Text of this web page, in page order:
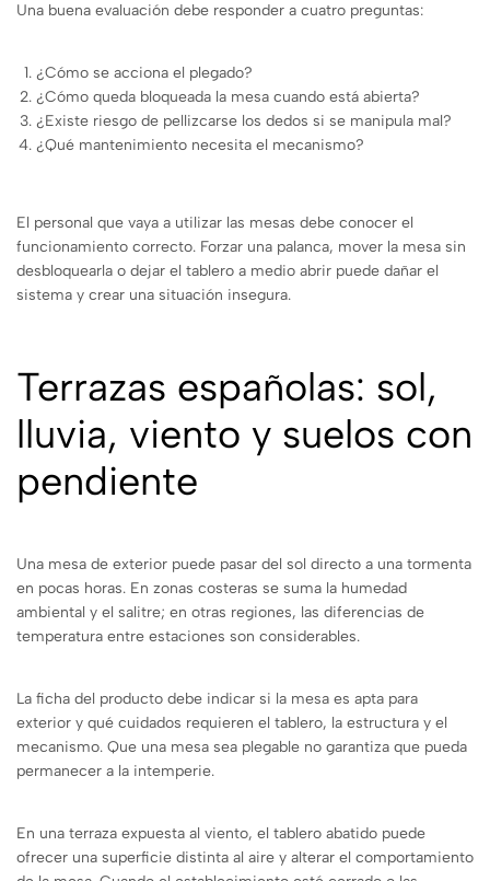
Una buena evaluación debe responder a cuatro preguntas:
¿Cómo se acciona el plegado?
¿Cómo queda bloqueada la mesa cuando está abierta?
¿Existe riesgo de pellizcarse los dedos si se manipula mal?
¿Qué mantenimiento necesita el mecanismo?
El personal que vaya a utilizar las mesas debe conocer el
funcionamiento correcto. Forzar una palanca, mover la mesa sin
desbloquearla o dejar el tablero a medio abrir puede dañar el
sistema y crear una situación insegura.
Terrazas españolas: sol,
lluvia, viento y suelos con
pendiente
Una mesa de exterior puede pasar del sol directo a una tormenta
en pocas horas. En zonas costeras se suma la humedad
ambiental y el salitre; en otras regiones, las diferencias de
temperatura entre estaciones son considerables.
La ficha del producto debe indicar si la mesa es apta para
exterior y qué cuidados requieren el tablero, la estructura y el
mecanismo. Que una mesa sea plegable no garantiza que pueda
permanecer a la intemperie.
En una terraza expuesta al viento, el tablero abatido puede
ofrecer una superficie distinta al aire y alterar el comportamiento